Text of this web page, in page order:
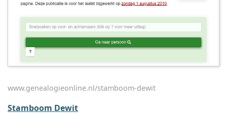
www.genealogieonline.nl/stamboom-dewit
Stamboom Dewit